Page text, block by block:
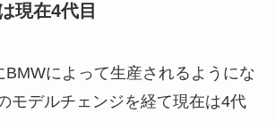
現在4代目
BMWによって生産されるようにな
モデルチェンジを経て現在は4代